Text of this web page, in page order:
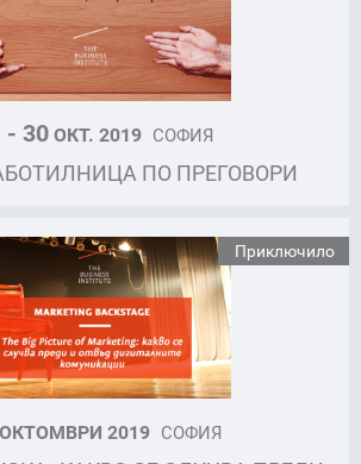
- 30ОКТ. 2019 СОФИЯ
ПО ПРЕГОВОРИ
Приключило
2019 СОФИЯ